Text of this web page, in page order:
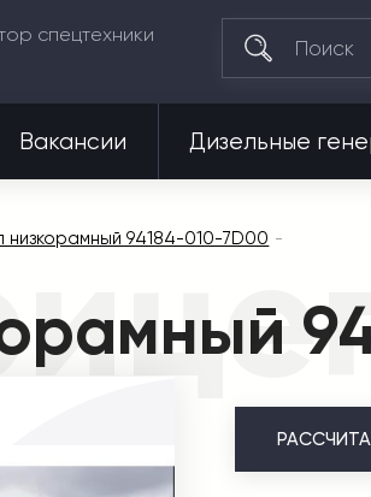
спецтехники
Вакансии Дизельные
низкорамный 94184-010-7D00